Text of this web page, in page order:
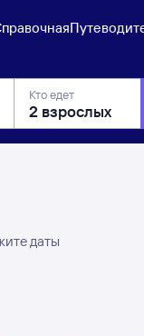
Кто едет
даты